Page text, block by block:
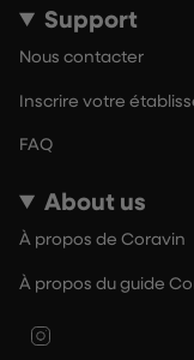
Support
Nous contacter
Inscrire votre
FAQ
About us
À propos de Coravin
À propos du guide